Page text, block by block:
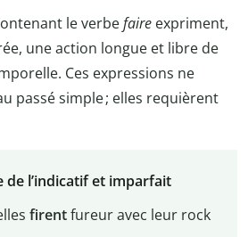
le verbefaire expriment,
une action longue et libre de
Ces expressions ne
passé simple ; elles requièrent
de l’indicatif et imparfait
firentfureur avec leur rock